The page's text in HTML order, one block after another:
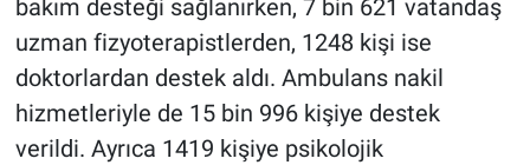
bakım desteği sağlanırken, 7 bin 621 vatandaş
uzman fizyoterapistlerden, 1248 kişi ise
doktorlardan destek aldı. Ambulans nakil
hizmetleriyle de 15 bin 996 kişiye destek
verildi. Ayrıca 1419 kişiye psikolojik